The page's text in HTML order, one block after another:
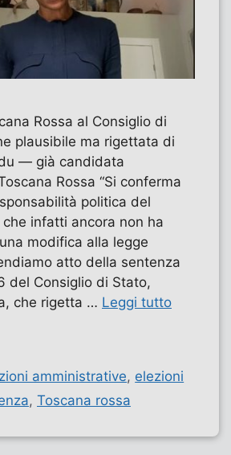
Rossa al Consiglio di
plausibile ma rigettata di
— già candidata
Rossa “Si conferma
politica del
infatti ancora non ha
modifica alla legge
atto della sentenza
del Consiglio di Stato,
che rigetta … Leggi tutto
amministrative, elezioni
, Toscana rossa